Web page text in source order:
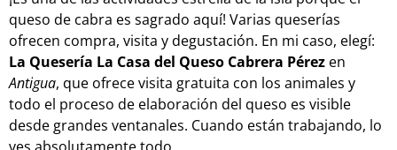
queso de cabra es sagrado aquí! Varias queserías
ofrecen compra, visita y degustación. En mi caso, elegí:
La Quesería La Casa del Queso Cabrera Pérez en
Antigua, que ofrece visita gratuita con los animales y
todo el proceso de elaboración del queso es visible
desde grandes ventanales. Cuando están trabajando, lo